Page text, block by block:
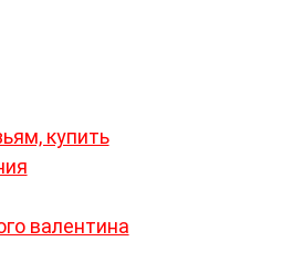
купить
валентина